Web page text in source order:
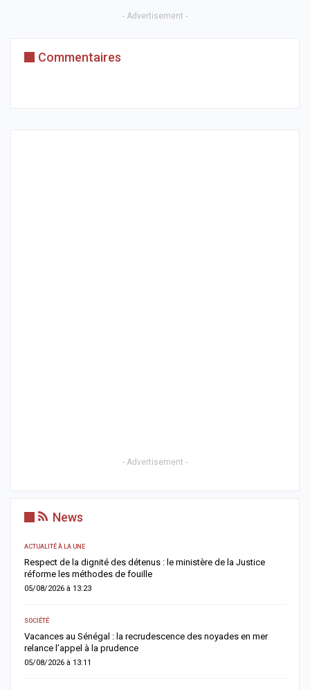
- Advertisement -
Commentaires
- Advertisement -
News
ACTUALITÉ À LA UNE
Respect de la dignité des détenus : le ministère de la Justice
réforme les méthodes de fouille
05/08/2026 à 13:23
SOCIÉTÉ
Vacances au Sénégal : la recrudescence des noyades en mer
relance l’appel à la prudence
05/08/2026 à 13:11